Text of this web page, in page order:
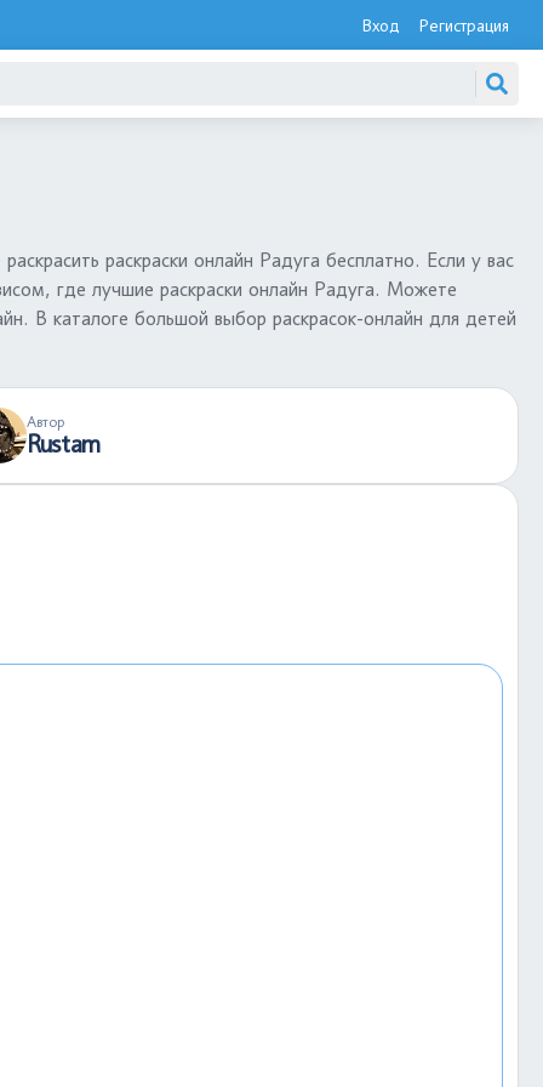
Вход Регистрация
раскраски онлайн Радуга бесплатно. Если у вас
где лучшие раскраски онлайн Радуга. Можете
В каталоге большой выбор раскрасок-онлайн для детей
Автор
Rustam